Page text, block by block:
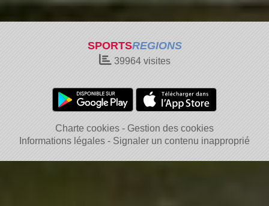
SPORTSREGIONS
39964visites
Charte cookies
Gestion des cookies
Informations légales
Signaler un contenu inapproprié